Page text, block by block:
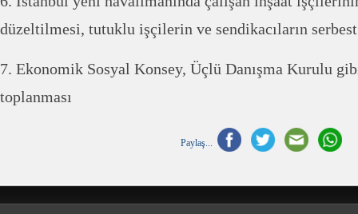
düzeltilmesi, tutuklu işçilerin ve sendikacıların serbest
7. Ekonomik Sosyal Konsey, Üçlü Danışma Kurulu
toplanması
Paylaş...